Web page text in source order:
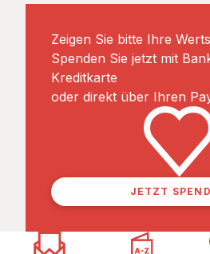
Zeigen Sie bitte Ihre
Spenden Sie jetzt mit
Kreditkarte
oder direkt über Ihren
JETZT